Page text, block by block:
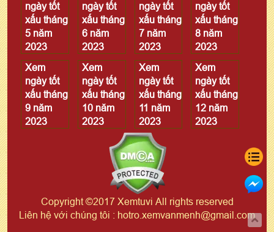
ngày tốt
xấu tháng
5 năm
2023
ngày tốt
xấu tháng
6 năm
2023
ngày tốt
xấu tháng
7 năm
2023
ngày tốt
xấu tháng
8 năm
2023
Xem
ngày tốt
xấu tháng
9 năm
2023
Xem
ngày tốt
xấu tháng
10 năm
2023
Xem
ngày tốt
xấu tháng
11 năm
2023
Xem
ngày tốt
xấu tháng
12 năm
2023
Copyright ©2017 Xemtuvi All rights reserved
Liên hệ với chúng tôi : hotro.xemvanmenh@gmail.com